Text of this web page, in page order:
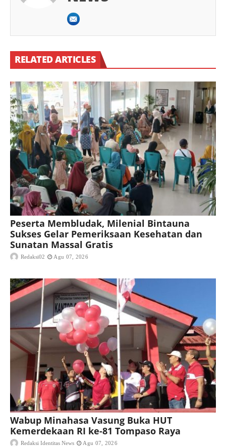
RELATED ARTICLES
Peserta Membludak, Milenial Bintauna
Sukses Gelar Pemeriksaan Kesehatan dan
Sunatan Massal Gratis
Redaksi02 Agu 07, 2026
Wabup Minahasa Vasung Buka HUT
Kemerdekaan RI ke-81 Tompaso Raya
Redaksi Identitas News Agu 07, 2026